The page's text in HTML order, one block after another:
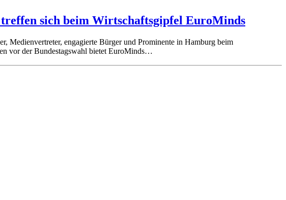
sich beim Wirtschaftsgipfel EuroMinds
Medienvertreter, engagierte Bürger und Prominente in Hamburg beim
vor der Bundestagswahl bietet EuroMinds…